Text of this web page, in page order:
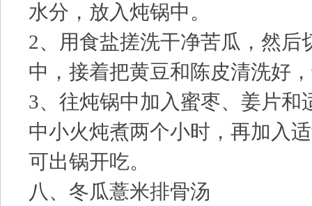
水分，放入炖锅中。
2、用食盐搓洗干净苦瓜，然后
中，接着把黄豆和陈皮清洗好
3、往炖锅中加入蜜枣、姜片和
中小火炖煮两个小时，再加入
可出锅开吃。
八、冬瓜薏米排骨汤